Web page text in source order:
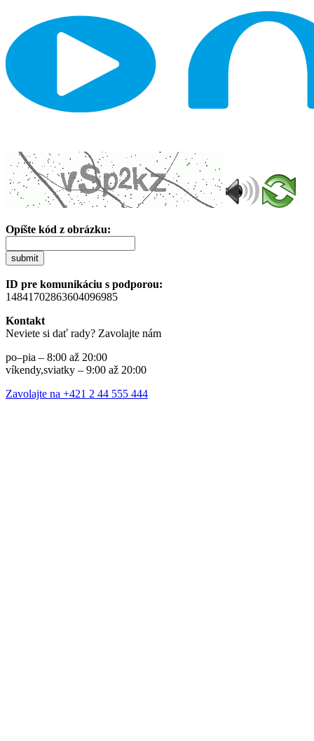
Opíšte kód z obrázku:
submit
ID pre komunikáciu s podporou:
14841702863604096985
Kontakt
Neviete si dať rady? Zavolajte nám
po–pia – 8:00 až 20:00
víkendy,sviatky – 9:00 až 20:00
Zavolajte na +421 2 44 555 444